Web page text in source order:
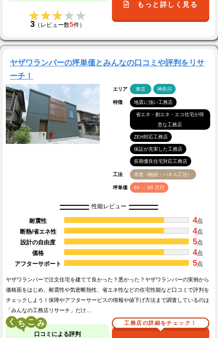
★★★★★
★★★★★
3（レビュー数5件）
もっと詳しく見る
ヤザワランバーの坪単価とみんなの口コミや評判をリサ
ーチ！
エリア 東京 神奈川
特徴 地震に強い工務店
省エネ・創エネ・エコ住宅が得
意な工務店
ZEH対応工務店
保証が充実した工務店
長期優良住宅対応工務店
工法 木造（軸組・パネル工法）
坪単価 60 ～ 80 万円
性能レビュー
耐震性 4点
断熱/省エネ性
4点
設計の自由度
5点
価格
4点
アフターサポート
5点
ヤザワランバーで注文住宅を建てて良かった？悪かった？ヤザワランバーの実例から
価格面をはじめ、耐震性や気密断熱性、省エネ性などの住宅性能など口コミで評判を
チェックしよう！保障やアフターサービスの情報や値下げ方法まで調査しているのは
「みんなの工務店リサーチ」だけ…
く こ
口コミによる評判
工務店の詳細をチェック！